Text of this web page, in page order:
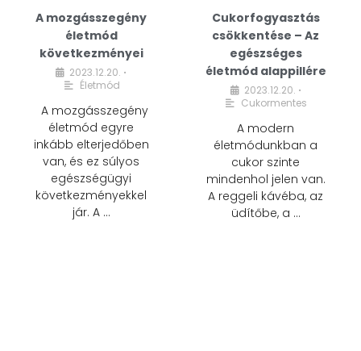
A mozgásszegény
életmód
következményei
2023.12.20. •
Életmód
A mozgásszegény
életmód egyre
inkább elterjedőben
van, és ez súlyos
egészségügyi
következményekkel
jár. A …
Cukorfogyasztás
csökkentése – Az
egészséges
életmód alappillére
2023.12.20. •
Cukormentes
A modern
életmódunkban a
cukor szinte
mindenhol jelen van.
A reggeli kávéba, az
üdítőbe, a …